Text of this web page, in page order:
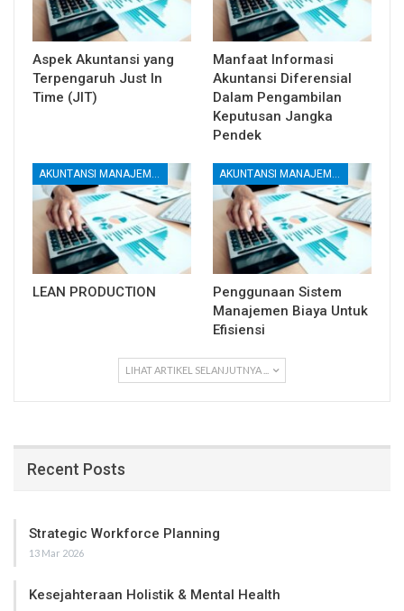
Aspek Akuntansi yang
Terpengaruh Just In
Time (JIT)
Manfaat Informasi
Akuntansi Diferensial
Dalam Pengambilan
Keputusan Jangka
Pendek
AKUNTANSI MANAJEMEN DAN BIAYA
LEAN PRODUCTION
AKUNTANSI MANAJEMEN DAN BIAYA
Penggunaan Sistem
Manajemen Biaya Untuk
Efisiensi
LIHAT ARTIKEL SELANJUTNYA ...
Recent Posts
Strategic Workforce Planning
13 Mar 2026
Kesejahteraan Holistik & Mental Health